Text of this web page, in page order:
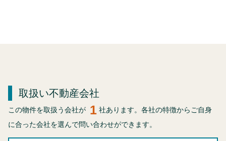
取扱い不動産会社
この物件を取扱う会社が 1 社あります。各社の特徴からご自身
に合った会社を選んで問い合わせができます。